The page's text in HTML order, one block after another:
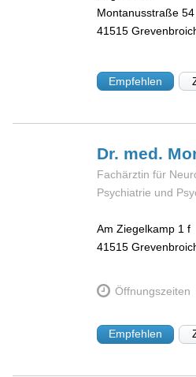
Montanusstraße 54
41515
Empfehlen
Dr. med.
Fachärztin für
Psychiatrie und
Am Ziegelkamp 1 f
41515
Öffnungszeiten
Empfehlen